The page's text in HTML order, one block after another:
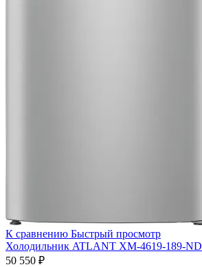
К сравнению Быстрый просмотр
Холодильник ATLANT ХМ-4619-189-ND
50 550 ₽